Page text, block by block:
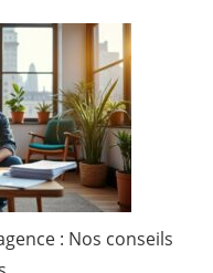
: Nos conseils